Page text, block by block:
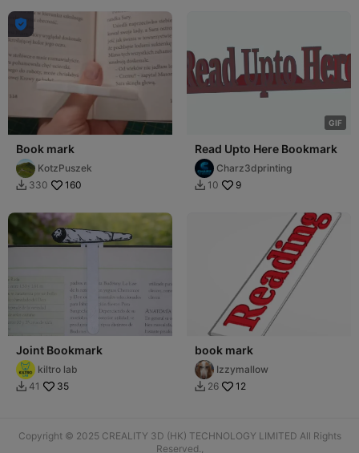

Book mark
KotzPuszek
 330 160
GIF
Read Upto Here Bookmark
Charz3dprinting
 10 9
Joint Bookmark
kiltro lab
 41 35
book mark
Izzymallow
 26 12
Copyright © 2025 CREALITY 3D (HK) TECHNOLOGY LIMITED All Rights
Reserved.,